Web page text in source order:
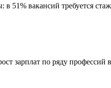
вакансий требуется
зарплат по ряду